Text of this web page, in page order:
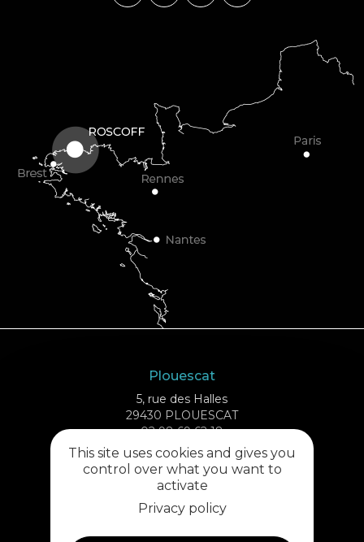
Plouescat
5, rue des Halles
29430 PLOUESCAT
02 98 69 62 18
Cléder
1 rue de Plouescat
29233 CLÉDER
02 98 69 43 01
This site uses cookies and gives you
control over what you want to
activate
Privacy policy